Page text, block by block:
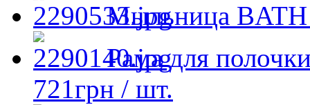
Мыльница
Рама для
721грн / шт.